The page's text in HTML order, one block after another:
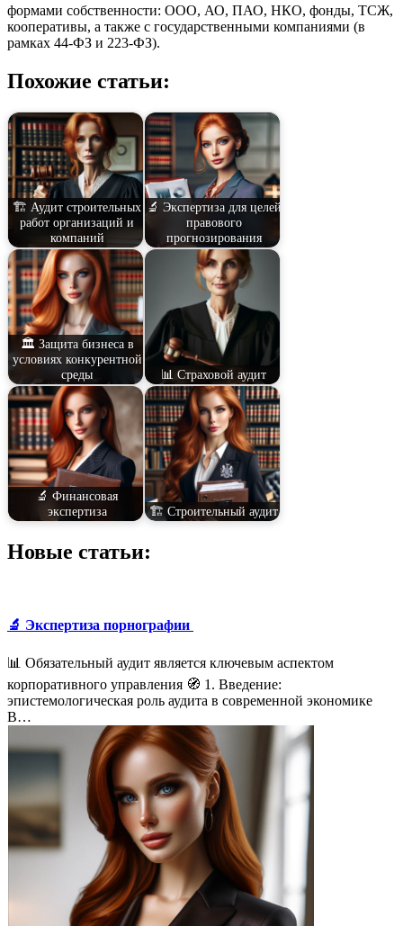
формами собственности: ООО, АО, ПАО, НКО, фонды, ТСЖ,
кооперативы, а также с государственными компаниями (в
рамках 44-ФЗ и 223-ФЗ).
Похожие статьи:
🏗️ Аудит строительных
работ организаций и
компаний
🔬 Экспертиза для целей
правового
прогнозирования
🏛️ Защита бизнеса в
условиях конкурентной
среды
📊 Страховой аудит
🔬 Финансовая
экспертиза
🏗️ Строительный аудит
Новые статьи:
🔬 Экспертиза порнографии
📊 Обязательный аудит является ключевым аспектом
корпоративного управления 🧭 1. Введение:
эпистемологическая роль аудита в современной экономике
В…